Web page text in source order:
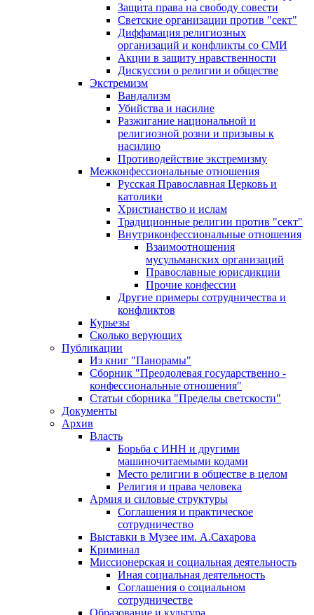
Защита права на свободу совести
Светские организации против "сект"
Диффамация религиозных
организаций и конфликты со СМИ
Акции в защиту нравственности
Дискуссии о религии и обществе
Экстремизм
Вандализм
Убийства и насилие
Разжигание национальной и
религиозной розни и призывы к
насилию
Противодействие экстремизму
Межконфессиональные отношения
Русская Православная Церковь и
католики
Христианство и ислам
Традиционные религии против "сект"
Внутриконфессиональные отношения
Взаимоотношения
мусульманских организаций
Православные юрисдикции
Прочие конфессии
Другие примеры сотрудничества и
конфликтов
Курьезы
Сколько верующих
Публикации
Из книг "Панорамы"
Сборник "Преодолевая государственно -
конфессиональные отношения"
Статьи сборника "Пределы светскости"
Документы
Архив
Власть
Борьба с ИНН и другими
машиночитаемыми кодами
Место религии в обществе в целом
Религия и права человека
Армия и силовые структуры
Соглашения и практическое
сотрудничество
Выставки в Музее им. А.Сахарова
Криминал
Миссионерская и социальная деятельность
Иная социальная деятельность
Соглашения о социальном
сотрудничестве
Образование и культура